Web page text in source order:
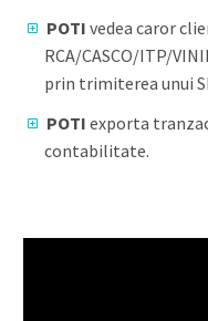
POTI vedea caror
RCA/CASCO/ITP/
prin trimiterea unui
POTI exporta
contabilitate.